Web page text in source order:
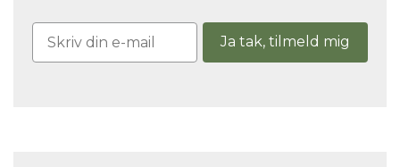
Ja tak, tilmeld mig